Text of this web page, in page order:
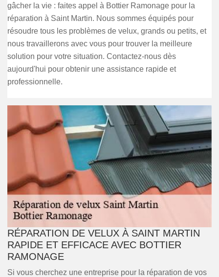
gâcher la vie : faites appel à Bottier Ramonage pour la
réparation à Saint Martin. Nous sommes équipés pour
résoudre tous les problèmes de velux, grands ou petits, et
nous travaillerons avec vous pour trouver la meilleure
solution pour votre situation. Contactez-nous dès
aujourd'hui pour obtenir une assistance rapide et
professionnelle.
RÉPARATION DE VELUX À SAINT MARTIN
RAPIDE ET EFFICACE AVEC BOTTIER
RAMONAGE
Si vous cherchez une entreprise pour la réparation de vos